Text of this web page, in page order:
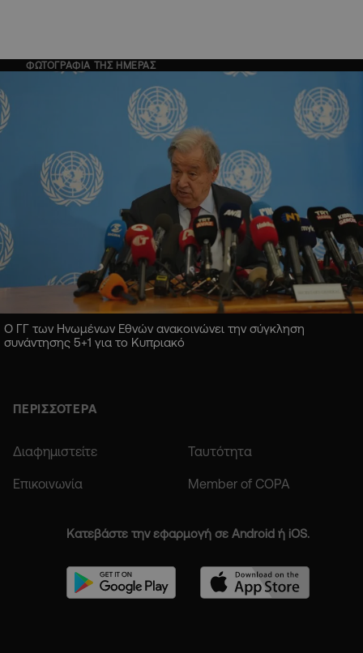
ΦΩΤΟΓΡΑΦΙΑ ΤΗΣ ΗΜΕΡΑΣ
Ο ΓΓ των Ηνωμένων Εθνών ανακοινώνει την σύγκληση
συνάντησης 5+1 για το Κυπριακό
ΠΕΡΙΣΣΟΤΕΡΑ
Διαφημιστείτε Ταυτότητα
Επικοινωνία Member of COPA
Κατεβάστε την εφαρμογή σε Android ή iOS.